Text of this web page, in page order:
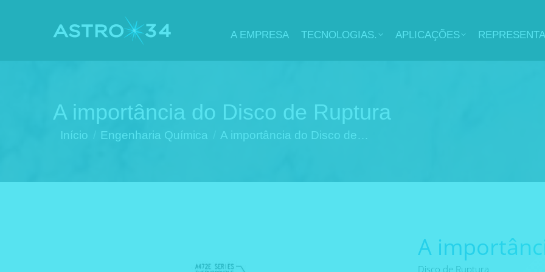
A EMPRESA TECNOLOGIAS. APLICAÇÕES
A importância do Disco de Ruptura
Você está aqui:
Início Engenharia Química A importância do Disco de…
A
Disco de Ruptura